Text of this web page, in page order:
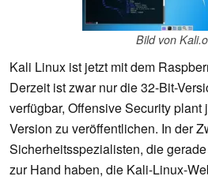
Bild von
Kali Linux ist jetzt mit dem
Derzeit ist zwar nur die 32-Bit-
verfügbar, Offensive Security
Version zu veröffentlichen. In der
Sicherheitsspezialisten, die
zur Hand haben, die Kali-Linux-